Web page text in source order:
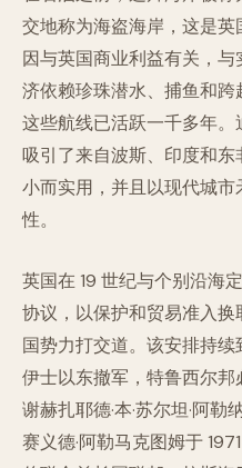
交地称为海盗海岸，这是英
因与英国商业利益有关，与
济依赖珍珠潜水、捕鱼和跨
这些航线已活跃一千多年。
吸引了来自波斯、印度和东
小而实用，并且以现代城市
性。
英国在 19 世纪与个别沿海
协议，以保护和贸易准入换
国势力打交道。该安排持续
伊士以东撤军，特鲁西尔邦
谢赫扎耶德·本·苏尔坦·阿勒
赛义德·阿勒马克图姆于